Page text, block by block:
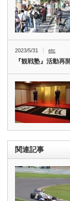
2023/5/31 etc
『観戦塾』活動再
関連記事